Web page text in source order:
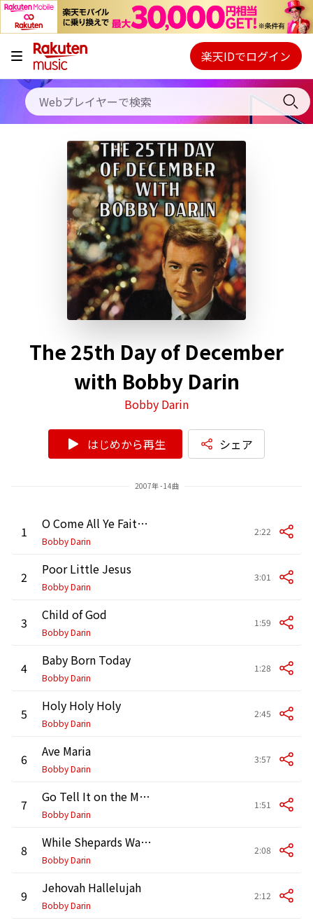
キャンペーン
料金プラン
使い方
初回30日間無料お試し
Webプレイヤー
ご契約内容の確認・変更
楽天IDでログイン
The 25th Day of December
with Bobby Darin
Bobby Darin
はじめから再生 シェア
2007年 - 14曲
1 O Come All Ye Faithful
Bobby Darin
2:22
2 Poor Little Jesus
Bobby Darin
3:01
3 Child of God
Bobby Darin
1:59
4 Baby Born Today
Bobby Darin
1:28
5 Holy Holy Holy
Bobby Darin
2:45
6 Ave Maria
Bobby Darin
3:57
7 Go Tell It on the Mountain
Bobby Darin
1:51
8 While Shepards Watched Their Flocks
Bobby Darin
2:08
9 Jehovah Hallelujah
Bobby Darin
2:12